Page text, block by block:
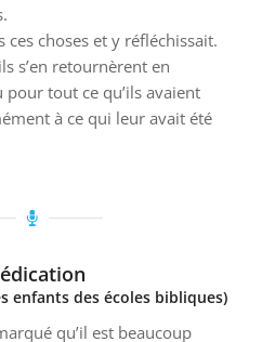
choses et y réfléchissait.
s’en retournèrent en
tout ce qu’ils avaient
à ce qui leur avait été
enfants des écoles bibliques)
qu’il est beaucoup